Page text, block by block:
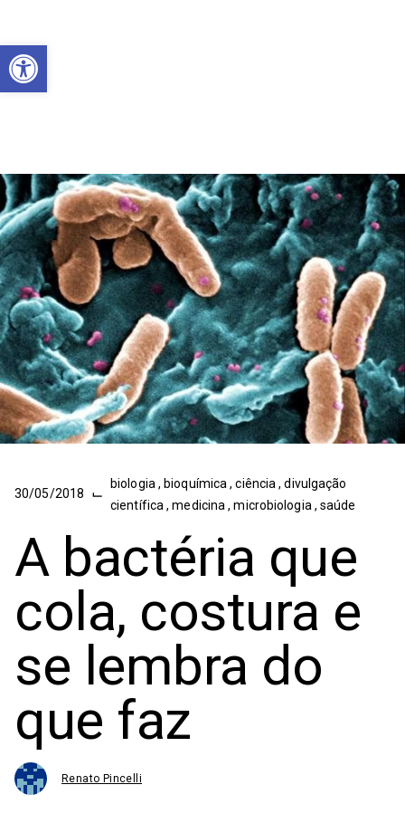
Abrir a barra de ferramentas
30/05/2018 ⌙
biologia ,bioquímica,ciência,divulgação
científica,medicina,microbiologia ,saúde
A bactéria que
cola, costura e
se lembra do
que faz
Renato Pincelli